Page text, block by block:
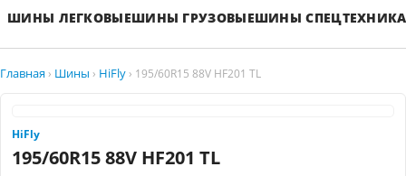
ШИНЫ ЛЕГКОВЫЕШИНЫ ГРУЗОВЫЕШИНЫ СПЕЦТЕХНИКА
Главная › Шины › HiFly › 195/60R15 88V HF201 TL
HiFly
195/60R15 88V HF201 TL